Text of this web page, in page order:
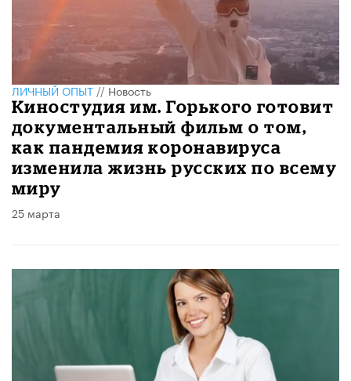
ЛИЧНЫЙ ОПЫТ//Новость
Киностудия им. Горького готовит
документальный фильм о том,
как пандемия коронавируса
изменила жизнь русских по всему
миру
25 марта